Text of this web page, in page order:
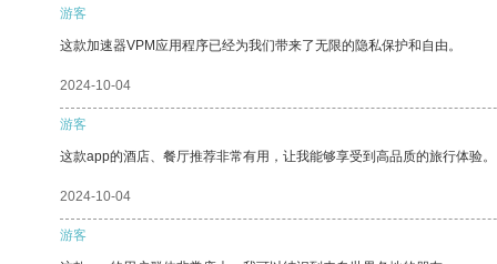
游客
这款加速器VPM应用程序已经为我们带来了无限的隐私保护和自由。
2024-10-04
游客
这款app的酒店、餐厅推荐非常有用，让我能够享受到高品质的旅行体验。
2024-10-04
游客